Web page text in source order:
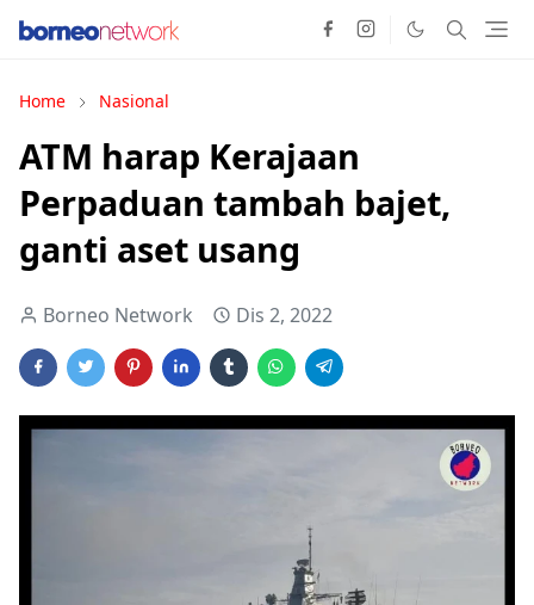
Home Nasional
ATM harap Kerajaan
Perpaduan tambah bajet,
ganti aset usang
Borneo Network Dis 2, 2022